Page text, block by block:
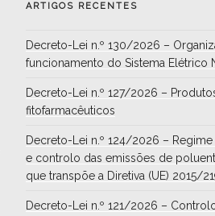
ARTIGOS RECENTES
Decreto-Lei n.º 130/2026 –
funcionamento do Sistema Elétrico
Decreto-Lei n.º 127/2026 –
fitofarmacêuticos
Decreto-Lei n.º 124/2026 –
e controlo das emissões de
que transpõe a Diretiva (UE) 2015/
Decreto-Lei n.º 121/2026 –